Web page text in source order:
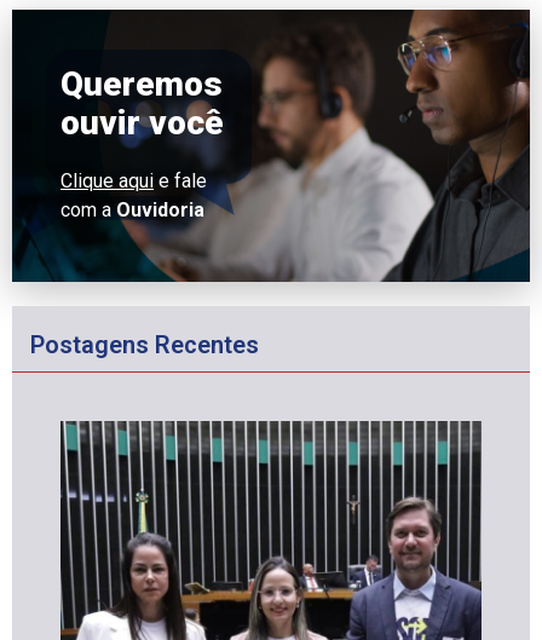
Queremos
ouvir você
Clique aqui e fale
com a Ouvidoria
Postagens Recentes